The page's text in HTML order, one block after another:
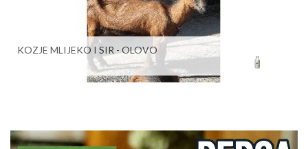
KOZJE MLIJEKO I SIR - OLOVO